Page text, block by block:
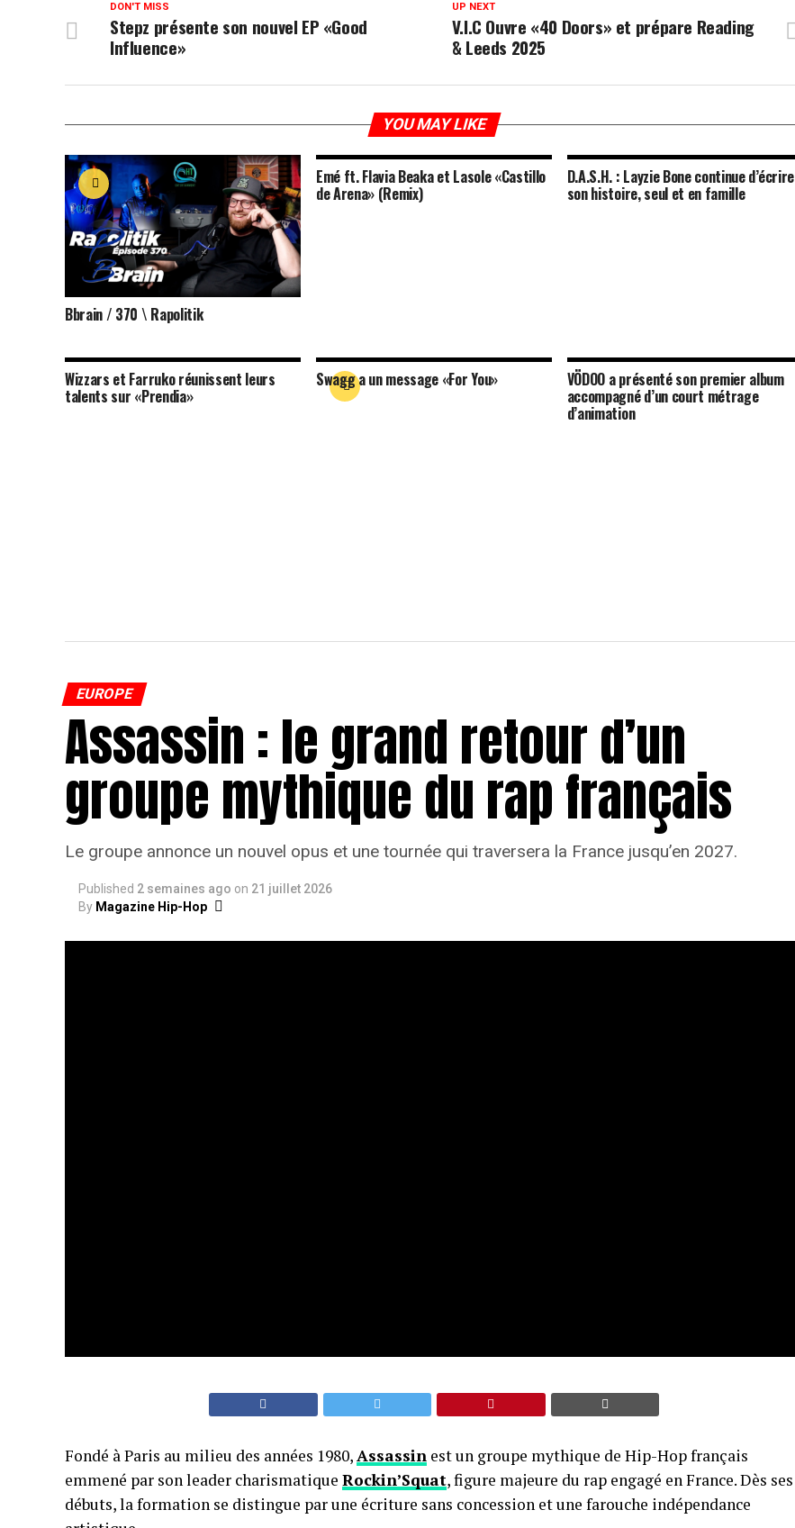
UP NEXT
V.I.C Ouvre «40 Doors» et prépare Reading
& Leeds 2025
DON'T MISS
Stepz présente son nouvel EP «Good
Influence»
YOU MAY LIKE
Bbrain / 370 \ Rapolitik
Emé ft. Flavia Beaka et Lasole «Castillo
de Arena» (Remix)
D.A.S.H. : Layzie Bone continue d’écrire
son histoire, seul et en famille
Wizzars et Farruko réunissent leurs
talents sur «Prendia»
Swagg a un message «For You» VÖDOO a présenté son premier album
accompagné d’un court métrage
d’animation
EUROPE
Assassin : le grand retour d’un
groupe mythique du rap français
Le groupe annonce un nouvel opus et une tournée qui traversera la France jusqu’en 2027.
Published 2 semaines ago on 21 juillet 2026
By Magazine Hip-Hop
Fondé à Paris au milieu des années 1980,Assassin est un groupe mythique de Hip-Hop français
emmené par son leader charismatique Rockin’Squat, figure majeure du rap engagé en France. Dès ses
débuts, la formation se distingue par une écriture sans concession et une farouche indépendance